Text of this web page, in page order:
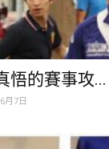
悟的賽事攻...
月7日